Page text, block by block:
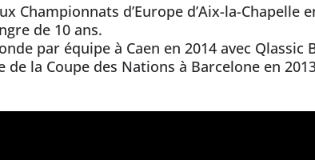
Championnats d’Europe d’Aix-la-Chapelle
de 10 ans.
par équipe à Caen en 2014 avec Qlassic
la Coupe des Nations à Barcelone en